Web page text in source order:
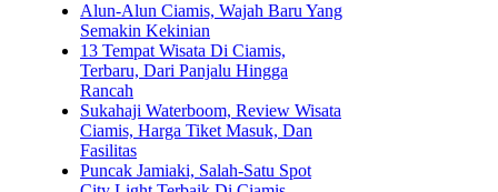
Alun-Alun Ciamis, Wajah Baru Yang
Semakin Kekinian
13 Tempat Wisata Di Ciamis,
Terbaru, Dari Panjalu Hingga
Rancah
Sukahaji Waterboom, Review Wisata
Ciamis, Harga Tiket Masuk, Dan
Fasilitas
Puncak Jamiaki, Salah-Satu Spot